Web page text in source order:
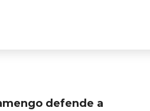
defende a